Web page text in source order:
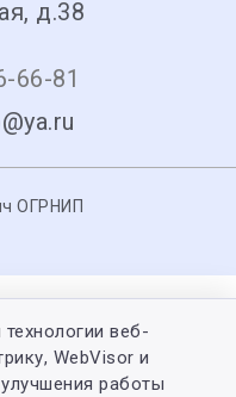
д.38
66-81
ОГРНИП
веб-
WebVisor и
работы